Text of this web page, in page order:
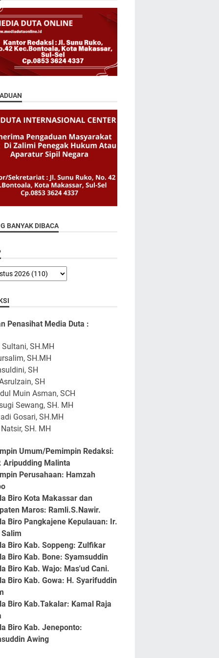
BANYAK DIBACA
Penasihat Media Duta :
Sultani, SH.MH
SH.MH
SH
SH
Muin Asman, SCH
Sewang, SH. MH
Gosari, SH.MH
SH. MH
Umum/Pemimpin Redaksi:
Aripudding Malinta
Perusahaan: Hamzah
Biro Kota Makassar dan
Maros: Ramli.S.Nawir.
Biro Pangkajene Kepulauan: Ir.
Biro Kab. Soppeng: Zulfikar
Biro Kab. Bone: Syamsuddin
Biro Kab. Wajo: Mas'ud Cani.
Biro Kab. Gowa: H. Syarifuddin
Biro Kab.Takalar: Kamal Raja
Biro Kab. Jeneponto:
Awing